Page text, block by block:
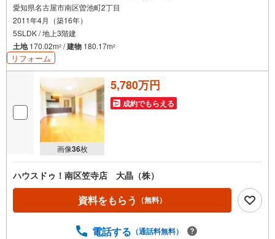
愛知県名古屋市南区曽池町2丁目
2011年4月（築16年）
5SLDK / 地上3階建
土地170.02m2 /建物 180.17m2
リフォーム
画像36枚
5,780万円
成約でもらえる
ハウスドゥ！南区笠寺店 大晶（株）
資料をもらう （無料）
電話する （通話料無料）